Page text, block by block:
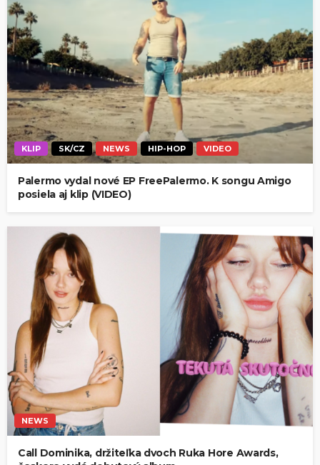
KLIP SK/CZ NEWS HIP-HOP VIDEO
Palermo vydal nové EP FreePalermo. K songu Amigo
posiela aj klip (VIDEO)
NEWS
Call Dominika, držiteľka dvoch Ruka Hore Awards,